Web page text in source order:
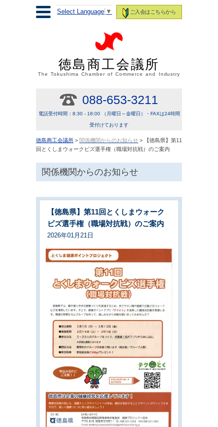
ご入会はこちらから
Select Language ▼
徳島商工会議所
The Tokushima Chamber of Commerce and Industry
088-653-3211
電話受付時間：8:30 - 18:00 （月曜日～金曜日）・FAXは24時間
受付けております
徳島商工会議所 > 関係機関からのお知らせ > 【徳島県】第11
回とくしまウォークビズ選手権（職場対抗戦）のご案内
関係機関からのお知らせ
【徳島県】第11回とくしまウォーク
ビズ選手権（職場対抗戦）のご案内
2026年01月21日